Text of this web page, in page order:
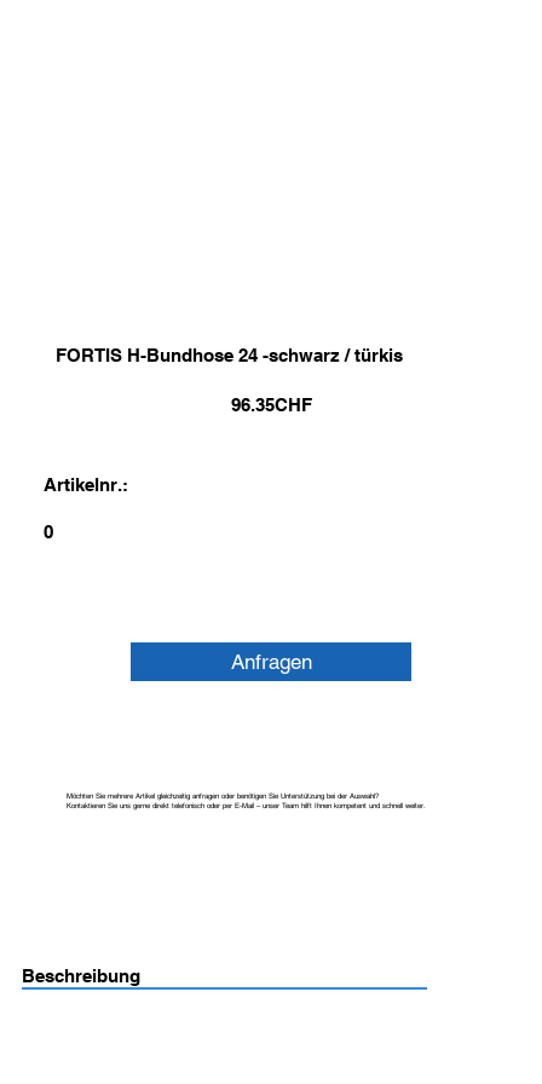
FORTIS H-Bundhose 24 -schwarz / türkis
96.35CHF
Artikelnr.:
0
Anfragen
Möchten Sie mehrere Artikel gleichzeitig anfragen oder benötigen Sie Unterstützung bei der Auswahl?
Kontaktieren Sie uns gerne direkt telefonisch oder per E-Mail – unser Team hilft Ihnen kompetent und schnell weiter.
Beschreibung